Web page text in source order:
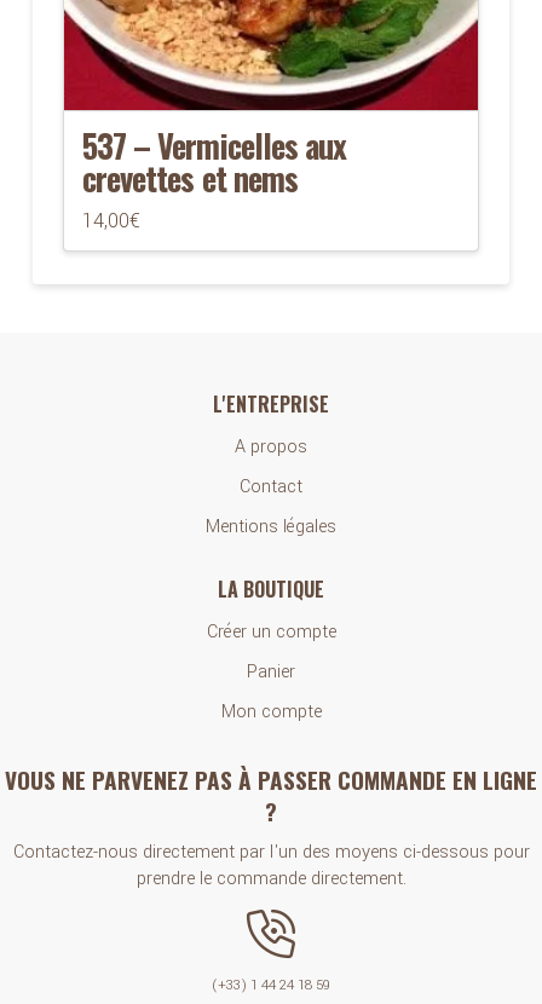
537 – Vermicelles aux
crevettes et nems
14,00€
L'ENTREPRISE
A propos
Contact
Mentions légales
LA BOUTIQUE
Créer un compte
Panier
Mon compte
VOUS NE PARVENEZ PAS À PASSER COMMANDE EN LIGNE
?
Contactez-nous directement par l'un des moyens ci-dessous pour
prendre le commande directement.
(+33) 1 44 24 18 59